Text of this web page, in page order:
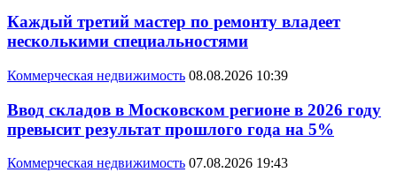
Каждый третий мастер по ремонту владеет
несколькими специальностями
Коммерческая недвижимость 08.08.2026 10:39
Ввод складов в Московском регионе в 2026 году
превысит результат прошлого года на 5%
Коммерческая недвижимость 07.08.2026 19:43